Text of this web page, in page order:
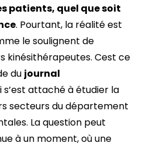
patients, quel que soit
. Pourtant, la réalité est
le soulignent de
kinésithérapeutes. Cest ce
du journal
s’est attaché à étudier la
secteurs du département
La question peut
à un moment, où une